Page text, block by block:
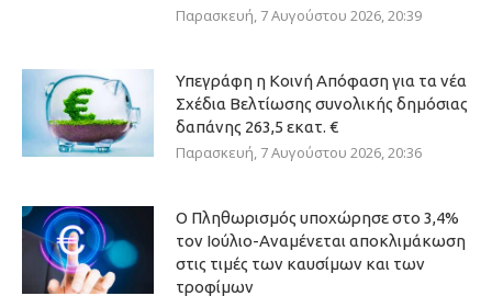
Παρασκευή, 7 Αυγούστου 2026, 20:39
Υπεγράφη η Κοινή Απόφαση για τα νέα
Σχέδια Βελτίωσης συνολικής δημόσιας
δαπάνης 263,5 εκατ. €
Παρασκευή, 7 Αυγούστου 2026, 20:36
Ο Πληθωρισμός υποχώρησε στο 3,4%
τον Ιούλιο-Αναμένεται αποκλιμάκωση
στις τιμές των καυσίμων και των
τροφίμων